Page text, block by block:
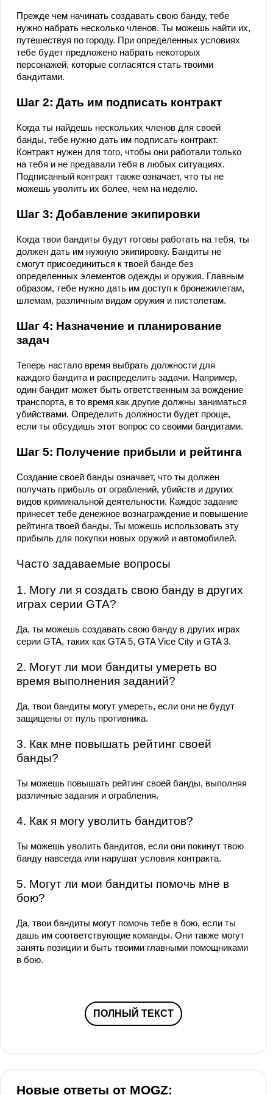
Прежде чем начинать создавать свою банду, тебе
нужно набрать несколько членов. Ты можешь найти их,
путешествуя по городу. При определенных условиях
тебе будет предложено набрать некоторых
персонажей, которые согласятся стать твоими
бандитами.
Шаг 2: Дать им подписать контракт
Когда ты найдешь нескольких членов для своей
банды, тебе нужно дать им подписать контракт.
Контракт нужен для того, чтобы они работали только
на тебя и не предавали тебя в любых ситуациях.
Подписанный контракт также означает, что ты не
можешь уволить их более, чем на неделю.
Шаг 3: Добавление экипировки
Когда твои бандиты будут готовы работать на тебя, ты
должен дать им нужную экипировку. Бандиты не
смогут присоединиться к твоей банде без
определенных элементов одежды и оружия. Главным
образом, тебе нужно дать им доступ к бронежилетам,
шлемам, различным видам оружия и пистолетам.
Шаг 4: Назначение и планирование
задач
Теперь настало время выбрать должности для
каждого бандита и распределить задачи. Например,
один бандит может быть ответственным за вождение
транспорта, в то время как другие должны заниматься
убийствами. Определить должности будет проще,
если ты обсудишь этот вопрос со своими бандитами.
Шаг 5: Получение прибыли и рейтинга
Создание своей банды означает, что ты должен
получать прибыль от ограблений, убийств и других
видов криминальной деятельности. Каждое задание
принесет тебе денежное вознаграждение и повышение
рейтинга твоей банды. Ты можешь использовать эту
прибыль для покупки новых оружий и автомобилей.
Часто задаваемые вопросы
1. Могу ли я создать свою банду в других
играх серии GTA?
Да, ты можешь создавать свою банду в других играх
серии GTA, таких как GTA 5, GTA Vice City и GTA 3.
2. Могут ли мои бандиты умереть во
время выполнения заданий?
Да, твои бандиты могут умереть, если они не будут
защищены от пуль противника.
3. Как мне повышать рейтинг своей
банды?
Ты можешь повышать рейтинг своей банды, выполняя
различные задания и ограбления.
4. Как я могу уволить бандитов?
Ты можешь уволить бандитов, если они покинут твою
банду навсегда или нарушат условия контракта.
5. Могут ли мои бандиты помочь мне в
бою?
Да, твои бандиты могут помочь тебе в бою, если ты
дашь им соответствующие команды. Они также могут
занять позиции и быть твоими главными помощниками
в бою.
ПОЛНЫЙ ТЕКСТ
Новые ответы от MOGZ: